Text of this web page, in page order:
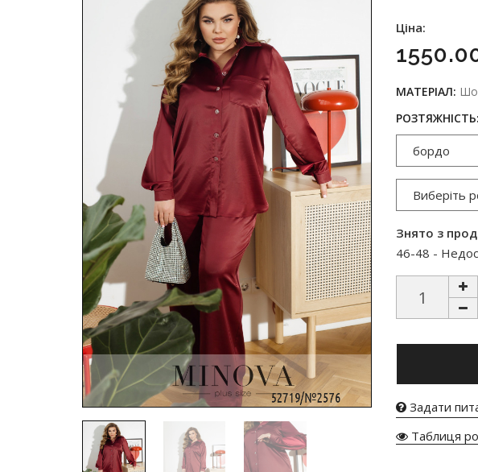
Ціна:
МАТЕРІАЛ:
РОЗТЯЖНІСТЬ:
Знято з
46-48 -
Задати
Таблиця